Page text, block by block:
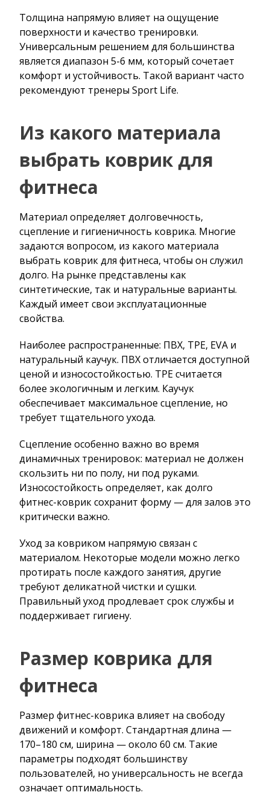
Толщина напрямую влияет на ощущение
поверхности и качество тренировки.
Универсальным решением для большинства
является диапазон 5-6 мм, который сочетает
комфорт и устойчивость. Такой вариант часто
рекомендуют тренеры Sport Life.
Из какого материала
выбрать коврик для
фитнеса
Материал определяет долговечность,
сцепление и гигиеничность коврика. Многие
задаются вопросом, из какого материала
выбрать коврик для фитнеса, чтобы он служил
долго. На рынке представлены как
синтетические, так и натуральные варианты.
Каждый имеет свои эксплуатационные
свойства.
Наиболее распространенные: ПВХ, TPE, EVA и
натуральный каучук. ПВХ отличается доступной
ценой и износостойкостью. TPE считается
более экологичным и легким. Каучук
обеспечивает максимальное сцепление, но
требует тщательного ухода.
Сцепление особенно важно во время
динамичных тренировок: материал не должен
скользить ни по полу, ни под руками.
Износостойкость определяет, как долго
фитнес-коврик сохранит форму — для залов это
критически важно.
Уход за ковриком напрямую связан с
материалом. Некоторые модели можно легко
протирать после каждого занятия, другие
требуют деликатной чистки и сушки.
Правильный уход продлевает срок службы и
поддерживает гигиену.
Размер коврика для
фитнеса
Размер фитнес-коврика влияет на свободу
движений и комфорт. Стандартная длина —
170–180 см, ширина — около 60 см. Такие
параметры подходят большинству
пользователей, но универсальность не всегда
означает оптимальность.